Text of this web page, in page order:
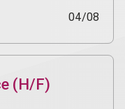
04/08
(H/F)